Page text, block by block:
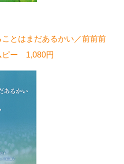
とはまだあるかい／前前前
ピー 1,080円